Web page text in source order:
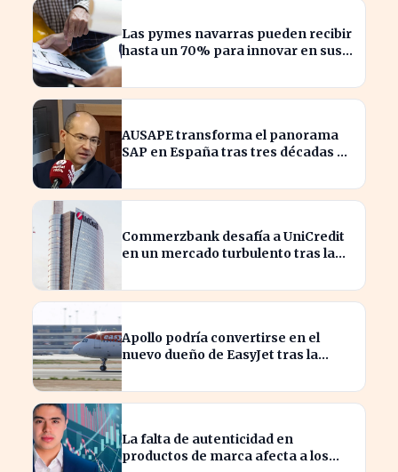
Las pymes navarras pueden recibir
hasta un 70% para innovar en sus
AUSAPE transforma el panorama
SAP en España tras tres décadas de
Commerzbank desafía a UniCredit
en un mercado turbulento tras la
Apollo podría convertirse en el
nuevo dueño de EasyJet tras la
La falta de autenticidad en
productos de marca afecta a los